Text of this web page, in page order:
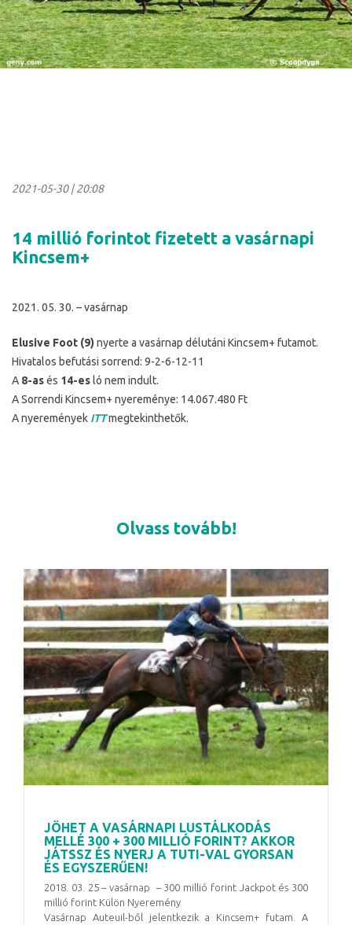
2021-05-30|20:08
14 millió forintot fizetett a vasárnapi
Kincsem+
2021. 05. 30. – vasárnap
Elusive Foot (9) nyerte a vasárnap délutáni Kincsem+ futamot.
Hivatalos befutási sorrend: 9-2-6-12-11
A 8-asés 14-es ló nem indult.
A Sorrendi Kincsem+ nyereménye: 14.067.480 Ft
A nyeremények ITTmegtekinthetők.
Olvass tovább!
JÖHET A VASÁRNAPI LUSTÁLKODÁS
MELLÉ 300 + 300 MILLIÓ FORINT? AKKOR
JÁTSSZ ÉS NYERJ A TUTI-VAL GYORSAN
ÉS EGYSZERŰEN!
2018. 03. 25 – vasárnap – 300 millió forint Jackpot és 300
millió forint Külön Nyeremény
Vasárnap Auteuil-ből jelentkezik a Kincsem+ futam. A